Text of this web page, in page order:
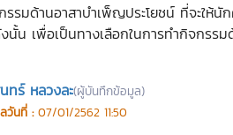
รมด้านอาสาบำเพ็ญประโยชน์ ที่จะให้
น เพื่อเป็นทางเลือกในการทำกิจกรร
ทร์ หลวงละ(ผู้บันทึกข้อมูล)
วันที่ : 07/01/2562 11:50